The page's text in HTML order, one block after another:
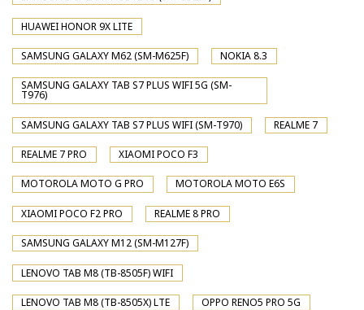
HUAWEI HONOR 9X LITE
SAMSUNG GALAXY M62 (SM-M625F) NOKIA 8.3
SAMSUNG GALAXY TAB S7 PLUS WIFI 5G (SM-
T976)
SAMSUNG GALAXY TAB S7 PLUS WIFI (SM-T970) REALME 7
REALME 7 PRO XIAOMI POCO F3
MOTOROLA MOTO G PRO MOTOROLA MOTO E6S
XIAOMI POCO F2 PRO REALME 8 PRO
SAMSUNG GALAXY M12 (SM-M127F)
LENOVO TAB M8 (TB-8505F) WIFI
LENOVO TAB M8 (TB-8505X) LTE OPPO RENO5 PRO 5G